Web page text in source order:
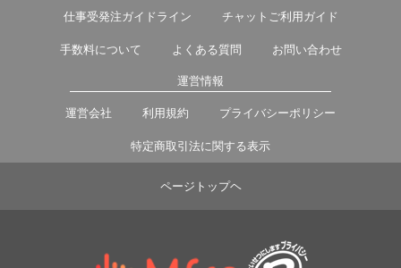
仕事受発注ガイドライン チャットご利用ガイド
手数料について よくある質問 お問い合わせ
運営情報
運営会社 利用規約 プライバシーポリシー
特定商取引法に関する表示
ページトップヘ